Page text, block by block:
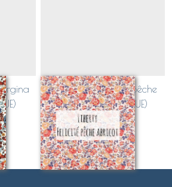
Liberty new Felicite pêche
abricot (CLASSIQUE)
Sur demande